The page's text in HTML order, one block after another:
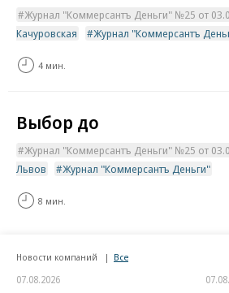
Журнал "Коммерсантъ Деньги" №25 от
Качуровская
Журнал "Коммерсантъ
4 мин.
Выбор до
Журнал "Коммерсантъ Деньги" №25 от
Львов
Журнал "Коммерсантъ Деньги"
8 мин.
Новости компаний Все
07.08.2026